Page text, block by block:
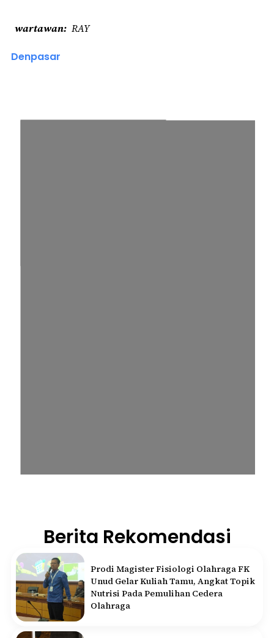
wartawan RAY
Denpasar
Berita Rekomendasi
Prodi Magister Fisiologi Olahraga FK
Unud Gelar Kuliah Tamu, Angkat Topik
Nutrisi Pada Pemulihan Cedera
Olahraga